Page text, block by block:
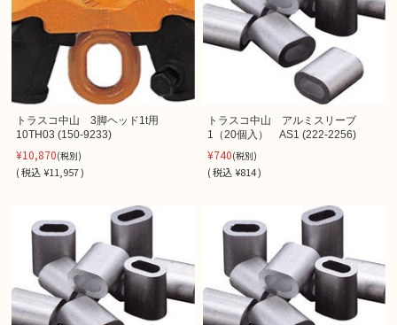
トラスコ中山 3脚ヘッド1t用
10TH03 (150-9233)
¥10,870(税別)
(税込¥11,957 )
トラスコ中山 アルミスリーブ
1（20個入） AS1 (222-2256)
¥740(税別)
(税込 ¥814 )